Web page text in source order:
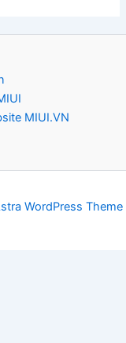
MIUI.VN
WordPress Theme